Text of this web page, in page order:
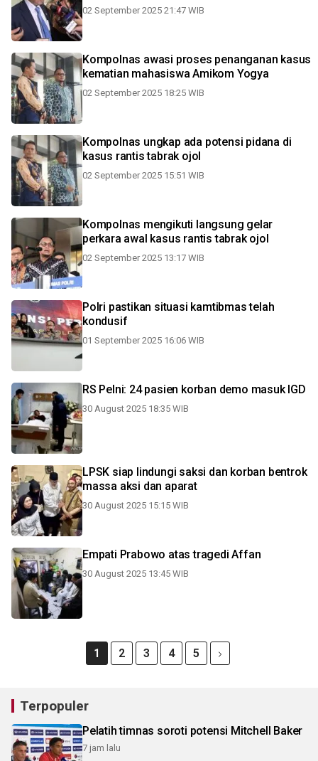
02 September 2025 21:47 WIB
Kompolnas awasi proses penanganan kasus
kematian mahasiswa Amikom Yogya
02 September 2025 18:25 WIB
Kompolnas ungkap ada potensi pidana di
kasus rantis tabrak ojol
02 September 2025 15:51 WIB
Kompolnas mengikuti langsung gelar
perkara awal kasus rantis tabrak ojol
02 September 2025 13:17 WIB
Polri pastikan situasi kamtibmas telah
kondusif
01 September 2025 16:06 WIB
RS Pelni: 24 pasien korban demo masuk IGD
30 August 2025 18:35 WIB
LPSK siap lindungi saksi dan korban bentrok
massa aksi dan aparat
30 August 2025 15:15 WIB
Empati Prabowo atas tragedi Affan
30 August 2025 13:45 WIB
1 2 3 4 5
Terpopuler
Pelatih timnas soroti potensi Mitchell Baker
7 jam lalu